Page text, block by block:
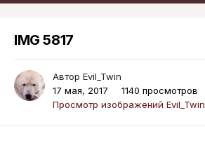
IMG 5817
Автор Evil_Twin
17 мая, 2017
1140 просмотров
Просмотр изображений Evil_Twin